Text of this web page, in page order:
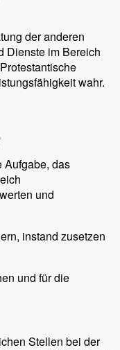
der anderen
Dienste im Bereich
wahr.
Aufgabe, das
und
instand zusetzen
und für die
Stellen bei der